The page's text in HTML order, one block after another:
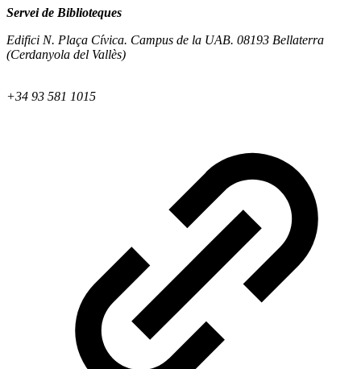
Servei de Biblioteques
Edifici N. Plaça Cívica. Campus de la UAB. 08193 Bellaterra
(Cerdanyola del Vallès)
+34 93 581 1015